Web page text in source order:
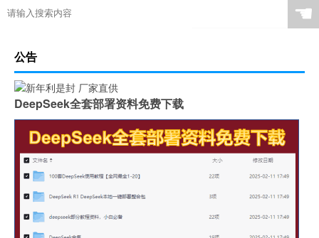
☚
公告
DeepSeek全套部署资料免费下载